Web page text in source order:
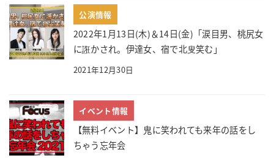
公演情報
2022年1月13日(木)＆14日(金)「涙目男、桃尻女
に誑かされ。伊達女、宿で北叟笑む」
2021年12月30日
イベント情報
【無料イベント】鬼に笑われても来年の話をし
ちゃう忘年会